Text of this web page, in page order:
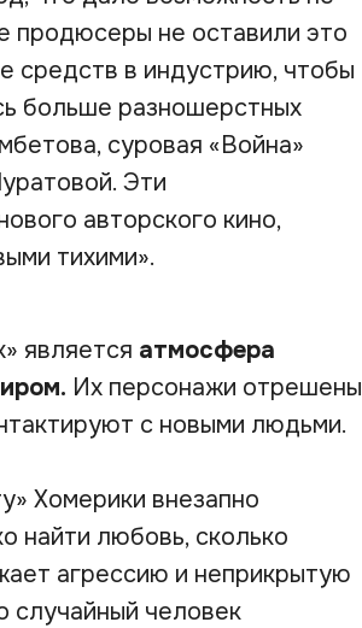
продюсеры не оставили это
средств в индустрию, чтобы
больше разношерстных
суровая «Война»
Эти
авторского кино,
тихими».
является атмосфера
Их персонажи отрешены
с новыми людьми.
Хомерики внезапно
найти любовь, сколько
агрессию и неприкрытую
случайный человек